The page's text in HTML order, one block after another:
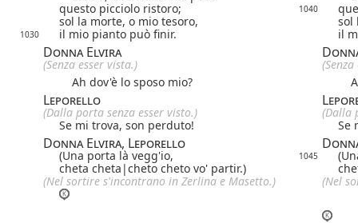
questo picciolo ristoro;
1040
sol la morte, o mio tesoro,
sol
1030 il mio pianto può finir. il
Donna Elvira
(Senza esser vista.)
Ah dov'è lo sposo mio?
Leporello
(Dalla porta senza esser visto.)
(Dalla
Se mi trova, son perduto!
Se
Donna Elvira, Leporello
(Una porta là vegg'io, 1045
cheta cheta|cheto cheto vo' partir.)
(Nel sortire s'incontrano in Zerlina e Masetto.)
(Nel